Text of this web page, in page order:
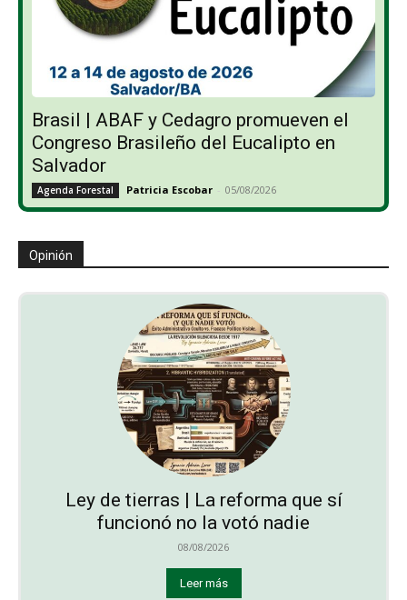
Brasil | ABAF y Cedagro promueven el
Congreso Brasileño del Eucalipto en
Salvador
Agenda Forestal Patricia Escobar - 05/08/2026
Opinión
Ley de tierras | La reforma que sí
funcionó no la votó nadie
08/08/2026
Leer más